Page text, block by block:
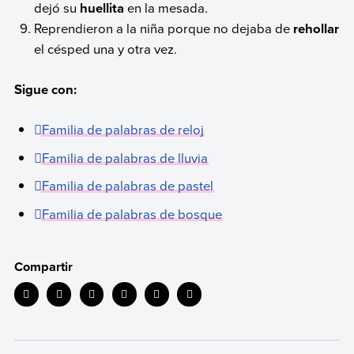
dejó su huellita en la mesada.
Reprendieron a la niña porque no dejaba de rehollar
el césped una y otra vez.
Sigue con:
Familia de palabras de reloj
Familia de palabras de lluvia
Familia de palabras de pastel
Familia de palabras de bosque
Compartir